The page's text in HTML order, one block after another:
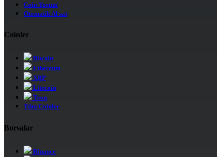
Coin Yorum
Otomatik Al sat
Coinler
Bitcoin
Ethereum
XRP
Litecoin
Tron
Tüm Coinler
Borsalar
Binance